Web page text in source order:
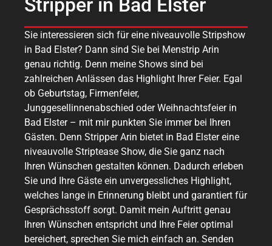
Stripper in Bad Elster
Sie interessieren sich für eine niveauvolle Stripshow
in Bad Elster? Dann sind Sie bei Menstrip Arin
genau richtig. Denn meine Shows sind bei
zahlreichen Anlässen das Highlight Ihrer Feier. Egal
ob Geburtstag, Firmenfeier,
Junggesellinnenabschied oder Weihnachtsfeier in
Bad Elster – mit mir punkten Sie immer bei Ihren
Gästen. Denn Stripper Arin bietet in Bad Elster eine
niveauvolle Striptease Show, die Sie ganz nach
Ihren Wünschen gestalten können. Dadurch erleben
Sie und Ihre Gäste ein unvergessliches Highlight,
welches lange in Erinnerung bleibt und garantiert für
Gesprächsstoff sorgt. Damit mein Auftritt genau
Ihren Wünschen entspricht und Ihre Feier optimal
bereichert, sprechen Sie mich einfach an. Senden